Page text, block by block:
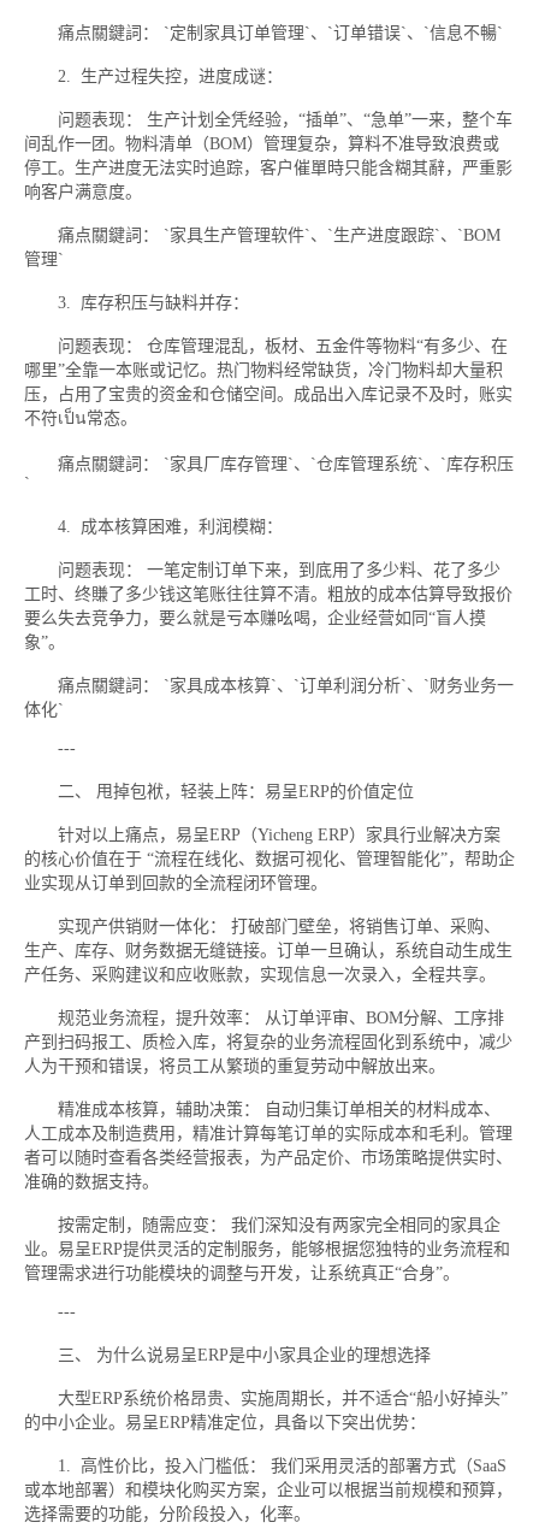
痛点關鍵詞： `定制家具订单管理`、`订单错误`、`信息不暢`
2. 生产过程失控，进度成谜：
问题表现： 生产计划全凭经验，“插单”、“急单”一来，整个车
间乱作一团。物料清单（BOM）管理复杂，算料不准导致浪费或
停工。生产进度无法实时追踪，客户催單時只能含糊其辭，严重影
响客户满意度。
痛点關鍵詞： `家具生产管理软件`、`生产进度跟踪`、`BOM
管理`
3. 库存积压与缺料并存：
问题表现： 仓库管理混乱，板材、五金件等物料“有多少、在
哪里”全靠一本账或记忆。热门物料经常缺货，冷门物料却大量积
压，占用了宝贵的资金和仓储空间。成品出入库记录不及时，账实
不符เป็น常态。
痛点關鍵詞： `家具厂库存管理`、`仓库管理系统`、`库存积压
`
4. 成本核算困难，利润模糊：
问题表现： 一笔定制订单下来，到底用了多少料、花了多少
工时、终賺了多少钱这笔账往往算不清。粗放的成本估算导致报价
要么失去竞争力，要么就是亏本赚吆喝，企业经营如同“盲人摸
象”。
痛点關鍵詞： `家具成本核算`、`订单利润分析`、`财务业务一
体化`
---
二、 甩掉包袱，轻装上阵：易呈ERP的价值定位
针对以上痛点，易呈ERP（Yicheng ERP）家具行业解决方案
的核心价值在于 “流程在线化、数据可视化、管理智能化”，帮助企
业实现从订单到回款的全流程闭环管理。
实现产供销财一体化： 打破部门壁垒，将销售订单、采购、
生产、库存、财务数据无缝链接。订单一旦确认，系统自动生成生
产任务、采购建议和应收账款，实现信息一次录入，全程共享。
规范业务流程，提升效率： 从订单评审、BOM分解、工序排
产到扫码报工、质检入库，将复杂的业务流程固化到系统中，减少
人为干预和错误，将员工从繁琐的重复劳动中解放出来。
精准成本核算，辅助决策： 自动归集订单相关的材料成本、
人工成本及制造费用，精准计算每笔订单的实际成本和毛利。管理
者可以随时查看各类经营报表，为产品定价、市场策略提供实时、
准确的数据支持。
按需定制，随需应变： 我们深知没有两家完全相同的家具企
业。易呈ERP提供灵活的定制服务，能够根据您独特的业务流程和
管理需求进行功能模块的调整与开发，让系统真正“合身”。
---
三、 为什么说易呈ERP是中小家具企业的理想选择
大型ERP系统价格昂贵、实施周期长，并不适合“船小好掉头”
的中小企业。易呈ERP精准定位，具备以下突出优势：
1. 高性价比，投入门槛低： 我们采用灵活的部署方式（SaaS
或本地部署）和模块化购买方案，企业可以根据当前规模和预算，
选择需要的功能，分阶段投入，化率。